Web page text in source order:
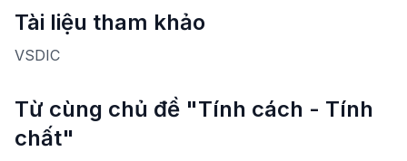
Tài liệu tham khảo
VSDIC
Từ cùng chủ đề "Tính cách - Tính
chất"